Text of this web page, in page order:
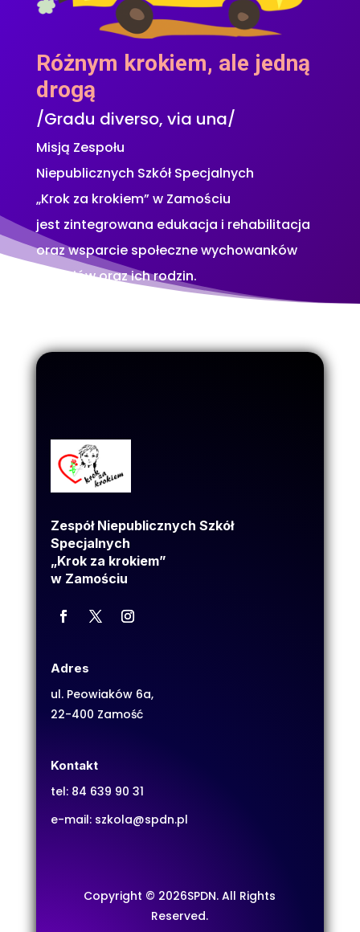
Różnym krokiem, ale jedną
drogą
/Gradu diverso, via una/
Misją Zespołu
Niepublicznych Szkół Specjalnych
„Krok za krokiem” w Zamościu
jest zintegrowana edukacja i rehabilitacja
oraz wsparcie społeczne wychowanków
/uczniów oraz ich rodzin.
Zespół Niepublicznych Szkół
Specjalnych
„Krok za krokiem”
w Zamościu
Adres
ul. Peowiaków 6a,
22-400 Zamość
Kontakt
tel: 84 639 90 31
e-mail: szkola@spdn.pl
Copyright © 2026SPDN. All Rights
Reserved.